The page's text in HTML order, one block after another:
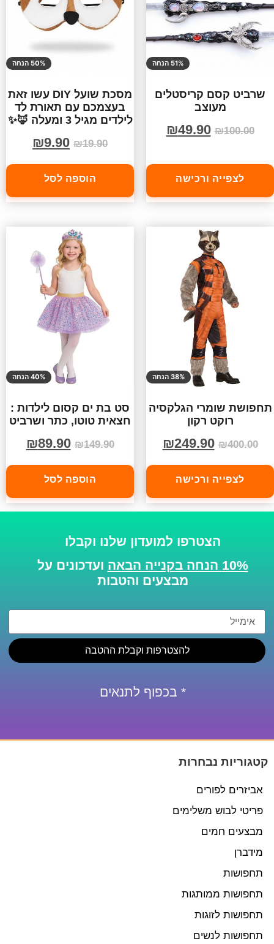
51% הנחה
שרביט קסם קריסטלים
מעוצב
₪100.00
₪49.90
לצפייה ורכישה
50% הנחה
מסכת שועל DIY עשו זאת
בעצמכם עם תאורת לד
לילדים מגיל 3 ומעלה 🦊✨
₪19.90
₪9.90
הוספה לסל
38% הנחה
תחפושת שומרי הגלקסיה
רוקט רקון
₪400.00
₪249.90
לצפייה ורכישה
40% הנחה
סט בת ים קסום לילדות :
חצאית טוטו, כתר ושרביט
₪149.90
₪89.90
הוספה לסל
הצטרפו למועדון שלנו וקבלו
10% הנחה בקנייה הבאה
ועדכונים על
מבצעים והטבות
להצטרפות וקבלת ההטבה
* בכפוף לתנאים
קטגוריות נבחרות
אביזרים לפורים
פריטי לבוש משלימים
מבצעים חמים
מידברן
תחפושות
תחפושות ממותגות
תחפושות לזוגות
תחפושות לנשים